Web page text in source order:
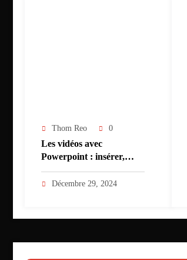
Thom Reo 0
Les vidéos avec
Powerpoint : insérer,
couper, modifier, ajouter
des effets…
Décembre 29, 2024